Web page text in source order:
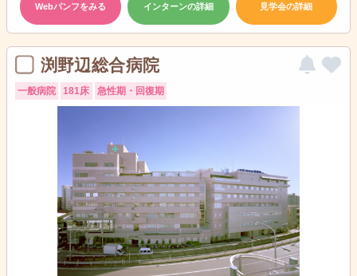
Webパンフをみる インターンの詳細 見学会の詳細
渕野辺総合病院
一般病院 181床 急性期・回復期